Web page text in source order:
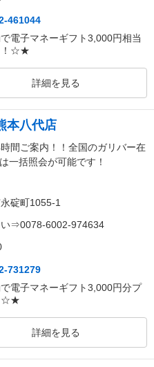
461044
電子マネーギフト3,000円相当
！☆★
詳細を見る
本八代店
間ご案内！！全国のガリバー在
一括照会が可能です！
碇町1055-1
い⇒0078-6002-974634
731279
電子マネーギフト3,000円分プ
☆★
詳細を見る